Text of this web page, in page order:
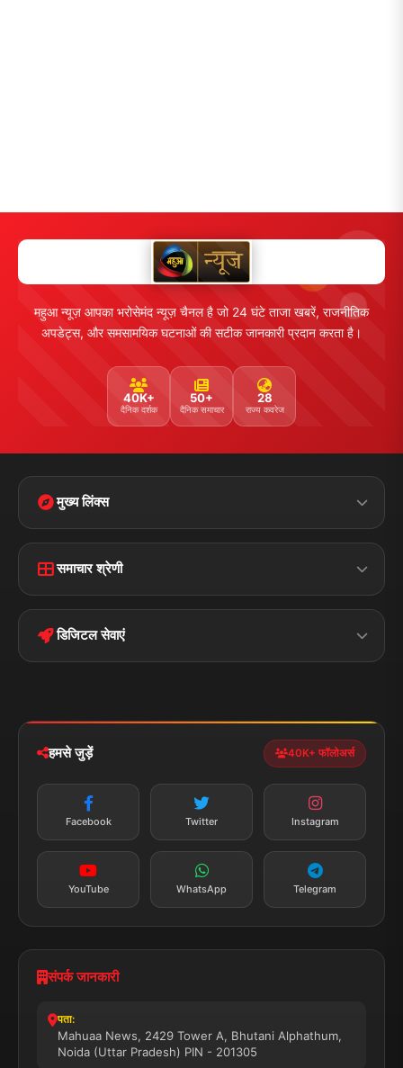
महुआ न्यूज़ आपका भरोसेमंद न्यूज़ चैनल है जो 24 घंटे ताजा खबरें, राजनीतिक
अपडेट्स, और समसामयिक घटनाओं की सटीक जानकारी प्रदान करता है।
40K+
दैनिक दर्शक
50+
दैनिक समाचार
28
राज्य कवरेज
मुख्य लिंक्स
Disclaimer
Terms &
Privacy Policy
समाचार श्रेणी
पॉलिटिकल झारखण्ड
डिजिटल सेवाएं
न्यूज़ अलर्ट
सब्सक्राइब करें
हमसे जुड़ें 40K+ फॉलोअर्स
Facebook Twitter Instagram
YouTube WhatsApp Telegram
संपर्क जानकारी
पता:
Mahuaa News, 2429 Tower A, Bhutani Alphathum,
Noida (Uttar Pradesh) PIN - 201305